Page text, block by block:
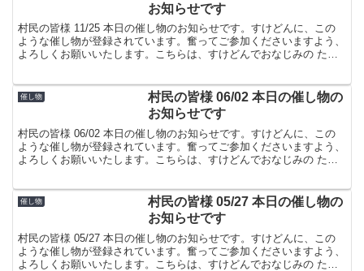
お知らせです
村民の皆様 11/25 本日の催し物のお知らせです。すけどんに、この
ような催し物が登録されています。奮ってご参加くださいますよう、
よろしくお願いいたします。こちらは、すけどんでおなじみの たま
催し物
村民の皆様 06/02 本日の催し物の
お知らせです
村民の皆様 06/02 本日の催し物のお知らせです。すけどんに、この
ような催し物が登録されています。奮ってご参加くださいますよう、
よろしくお願いいたします。こちらは、すけどんでおなじみの たま
催し物
村民の皆様 05/27 本日の催し物の
お知らせです
村民の皆様 05/27 本日の催し物のお知らせです。すけどんに、この
ような催し物が登録されています。奮ってご参加くださいますよう、
よろしくお願いいたします。こちらは、すけどんでおなじみの たま